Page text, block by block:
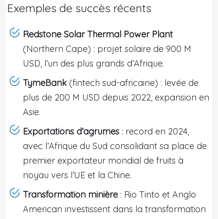
Exemples de succès récents
Redstone Solar Thermal Power Plant
(Northern Cape) : projet solaire de 900 M
USD, l’un des plus grands d’Afrique.
TymeBank (fintech sud-africaine) : levée de
plus de 200 M USD depuis 2022, expansion en
Asie.
Exportations d’agrumes : record en 2024,
avec l’Afrique du Sud consolidant sa place de
premier exportateur mondial de fruits à
noyau vers l’UE et la Chine.
Transformation minière : Rio Tinto et Anglo
American investissent dans la transformation